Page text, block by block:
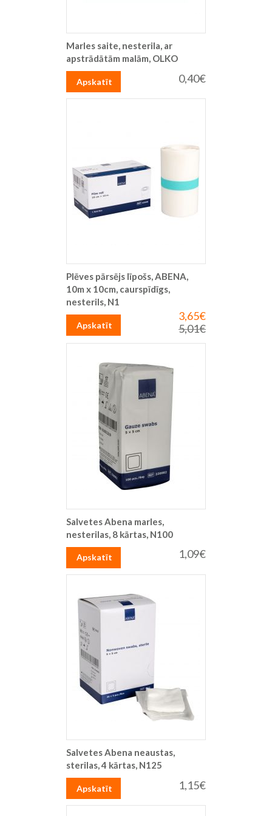
Marles saite, nesterila, ar
apstrādātām malām, OLKO
0,40€
Apskatīt
Plēves pārsējs līpošs, ABENA,
10m x 10cm, caurspīdīgs,
nesterils, N1
Īpaša
cena
3,65€
Parastā
cena
5,01€
Apskatīt
Salvetes Abena marles,
nesterilas, 8 kārtas, N100
1,09€
Apskatīt
Salvetes Abena neaustas,
sterilas, 4 kārtas, N125
1,15€
Apskatīt